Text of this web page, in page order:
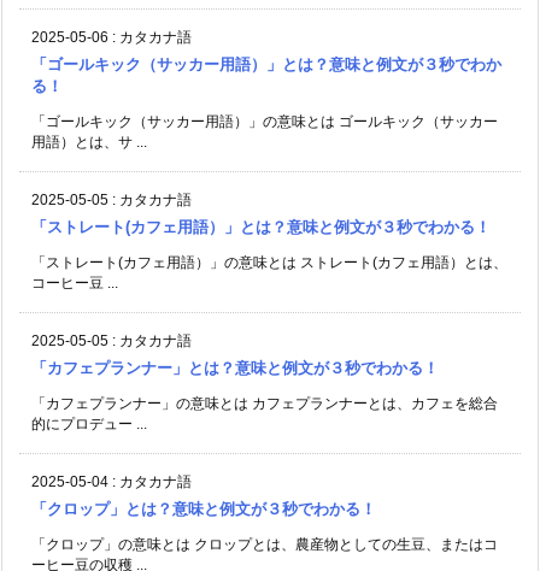
2025-05-06 : カタカナ語
「ゴールキック（サッカー用語）」とは？意味と例文が３秒でわか
る！
「ゴールキック（サッカー用語）」の意味とは ゴールキック（サッカー
用語）とは、サ ...
2025-05-05 : カタカナ語
「ストレート(カフェ用語）」とは？意味と例文が３秒でわかる！
「ストレート(カフェ用語）」の意味とは ストレート(カフェ用語）とは、
コーヒー豆 ...
2025-05-05 : カタカナ語
「カフェプランナー」とは？意味と例文が３秒でわかる！
「カフェプランナー」の意味とは カフェプランナーとは、カフェを総合
的にプロデュー ...
2025-05-04 : カタカナ語
「クロップ」とは？意味と例文が３秒でわかる！
「クロップ」の意味とは クロップとは、農産物としての生豆、またはコ
ーヒー豆の収穫 ...